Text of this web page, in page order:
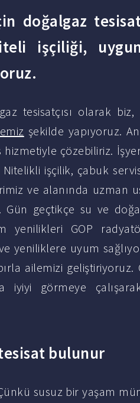
doğalgaz
işçiliği,
tesisatçısı olarak
şekilde yapıyoruz.
hizmetiyle çözebiliriz.
işçilik, çabuk
ve alanında uzman
geçtikçe su ve
yenilikleri GOP
yeniliklere uyum
ailemizi geliştiriyoruz.
iyiyi görmeye
bulunur
susuz bir yaşam